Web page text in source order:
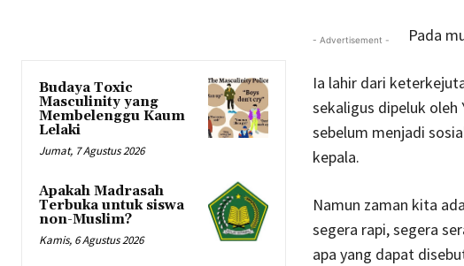
Budaya Toxic
Masculinity yang
Membelenggu Kaum
Lelaki
Jumat, 7 Agustus 2026
Apakah Madrasah
Terbuka untuk siswa
non-Muslim?
Kamis, 6 Agustus 2026
- Advertisement - Pada
Ia lahir dari
sekaligus dipeluk oleh
sebelum menjadi
kepala.
Namun zaman kita
segera rapi, segera
apa yang dapat